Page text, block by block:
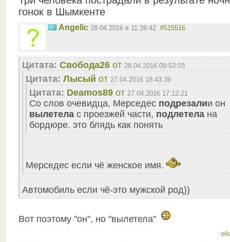
гонок в Шымкенте
Angelic 28.04.2016 в 11:39:42 #515516
Цитата: Свобода26 от 28.04.2016 09:53:03
Цитата: Лысый от 27.04.2016 18:43:39
Цитата: Deamos89 от 27.04.2016 17:12:21
Со слов очевидца, Мерседес подрезалии он
вылетела с проезжей части, подлетела на
бордюре. это блядь как понять
Мерседес если чё женское имя.
Автомобиль если чё-это мужской род))
Вот поэтому "он", но "вылетела"